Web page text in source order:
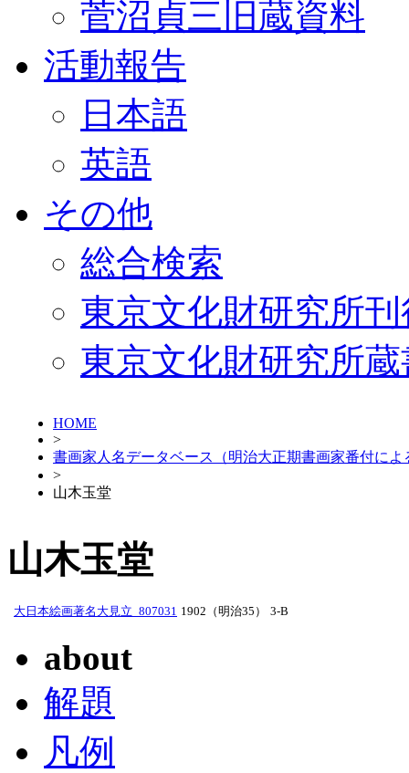
菅沼貞三旧蔵資料
活動報告
日本語
英語
その他
総合検索
東京文化財研究所
東京文化財研究所
HOME
>
書画家人名データベース（明治大正期書画家番付によ
>
山木玉堂
山木玉堂
大日本絵画著名大見立_807031 1902（明治35） 3-B
about
解題
凡例